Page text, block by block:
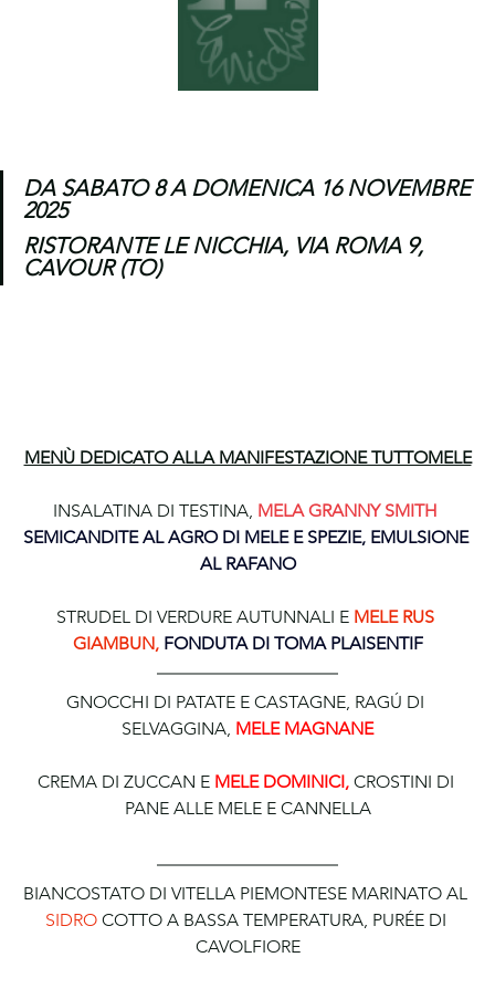
DA SABATO 8 A DOMENICA 16 NOVEMBRE
2025
RISTORANTE LE NICCHIA, VIA ROMA 9,
CAVOUR (TO)
MENÙ DEDICATO ALLA MANIFESTAZIONE TUTTOMELE
INSALATINA DI TESTINA, MELA GRANNY SMITH
SEMICANDITE AL AGRO DI MELE E SPEZIE, EMULSIONE
AL RAFANO
STRUDEL DI VERDURE AUTUNNALI E MELE RUS
GIAMBUN, FONDUTA DI TOMA PLAISENTIF
GNOCCHI DI PATATE E CASTAGNE, RAGÚ DI
SELVAGGINA, MELE MAGNANE
CREMA DI ZUCCAN E MELE DOMINICI, CROSTINI DI
PANE ALLE MELE E CANNELLA
BIANCOSTATO DI VITELLA PIEMONTESE MARINATO AL
SIDRO COTTO A BASSA TEMPERATURA, PURÉE DI
CAVOLFIORE